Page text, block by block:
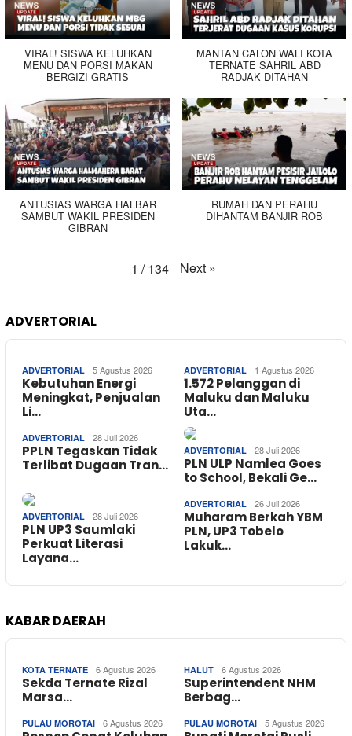
VIRAL! SISWA KELUHKAN
MENU DAN PORSI MAKAN
BERGIZI GRATIS
MANTAN CALON WALI KOTA
TERNATE SAHRIL ABD
RADJAK DITAHAN
ANTUSIAS WARGA HALBAR
SAMBUT WAKIL PRESIDEN
GIBRAN
RUMAH DAN PERAHU
DIHANTAM BANJIR ROB
1 / 134 Next »
ADVERTORIAL
ADVERTORIAL 5 Agustus 2026
Kebutuhan Energi
Meningkat, Penjualan
Li…
ADVERTORIAL 1 Agustus 2026
1.572 Pelanggan di
Maluku dan Maluku
Uta…
ADVERTORIAL 28 Juli 2026
PPLN Tegaskan Tidak
Terlibat Dugaan Tran…
ADVERTORIAL 28 Juli 2026
PLN ULP Namlea Goes
to School, Bekali Ge…
ADVERTORIAL 28 Juli 2026
PLN UP3 Saumlaki
Perkuat Literasi
Layana…
ADVERTORIAL 26 Juli 2026
Muharam Berkah YBM
PLN, UP3 Tobelo
Lakuk…
KABAR DAERAH
KOTA TERNATE 6 Agustus 2026
Sekda Ternate Rizal
Marsa…
HALUT 6 Agustus 2026
Superintendent NHM
Berbag…
PULAU MOROTAI 6 Agustus 2026 PULAU MOROTAI 5 Agustus 2026